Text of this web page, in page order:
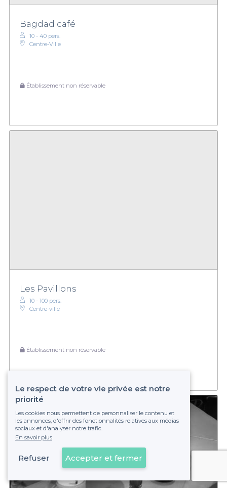
Bagdad café
10 - 40 pers.
Centre‑Ville
Établissement non réservable
Les Pavillons
10 - 100 pers.
Centre-ville
Établissement non réservable
Voir sur la carte
Le respect de votre vie privée est notre
priorité
Les cookies nous permettent de personnaliser le contenu et
les annonces, d'offrir des fonctionnalités relatives aux médias
sociaux et d'analyser notre trafic.
En savoir plus
Refuser Accepter et fermer